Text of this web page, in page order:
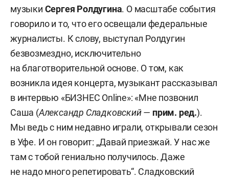
музыки Сергея Ролдугина. О масштабе события
говорило и то, что его освещали федеральные
журналисты. К слову, выступал Ролдугин
безвозмездно, исключительно
на благотворительной основе. О том, как
возникла идея концерта, музыкант рассказывал
в интервью «БИЗНЕС Online»: «Мне позвонил
Саша (Александр Сладковский— прим. ред.).
Мы ведь с ним недавно играли, открывали сезон
в Уфе. И он говорит: „Давай приезжай. У нас же
там с тобой гениально получилось. Даже
не надо много репетировать“. Сладковский